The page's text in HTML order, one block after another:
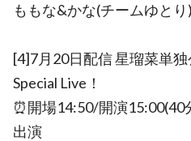
ももな&かな(チームゆとり)
[4]7月20日配信 星瑠菜単
Special Live！
⏰開場14:50/開演15:00(40
出演